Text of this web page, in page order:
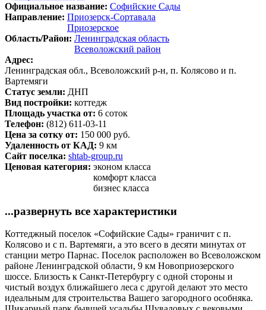
Официальное название: Софийские Сады
Направление: Приозерск-Сортавала
Приозерское
Область/Район: Ленинградская область
Всеволожский район
Адрес:
Ленинградская обл., Всеволожский р-н, п. Колясово и п.
Вартемяги
Статус земли: ДНП
Вид постройки: коттедж
Площадь участка от: 6 соток
Телефон: (812) 611-03-11
Цена за сотку от: 150 000 руб.
Удаленность от КАД: 9 км
Сайт поселка: shtab-group.ru
Ценовая категория: эконом класса
комфорт класса
бизнес класса
...развернуть все характеристики
Коттеджный поселок «Софийские Сады» граничит с п.
Колясово и с п. Вартемяги, а это всего в десяти минутах от
станции метро Парнас. Поселок расположен во Всеволожском
районе Ленинградской области, 9 км Новоприозерского
шоссе. Близость к Санкт-Петербургу с одной стороны и
чистый воздух ближайшего леса с другой делают это место
идеальным для строительства Вашего загородного особняка.